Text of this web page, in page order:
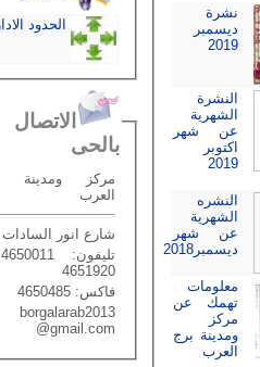
نشرة
ديسمبر
2019
النشرة
الشهرية
عن شهر
اكتوبر
2019
النشره
الشهرية
عن شهر
ديسمبر2018
معلومات
تهمك عن
مركز
ومدينة برج
العرب
الحدود الاداريه
الاتصال
بالحى
مركز ومدينة برج
العرب
شارع انور السادات
تليفون: 4650011 ـ
4651920
فاكس: 4650485
borgalarab2013
@gmail.com